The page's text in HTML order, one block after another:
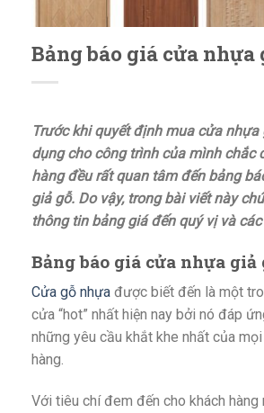
Bảng báo giá cửa nhựa
Trước khi quyết định mua cửa nhựa
dụng cho công trình của mình chắc
hàng đều rất quan tâm đến bảng
giả gỗ. Do vậy, trong bài viết này
thông tin bảng giá đến quý vị và
Bảng báo giá cửa nhựa giả
Cửa gỗ nhựa được biết đến là một
cửa “hot” nhất hiện nay bởi nó đáp
những yêu cầu khắt khe nhất của
hàng.
Với tiêu chí đem đến cho khách hàng